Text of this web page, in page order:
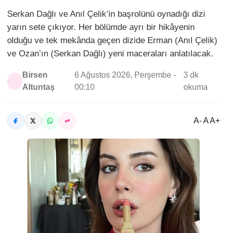
Serkan Dağlı ve Anıl Çelik’in başrolünü oynadığı dizi
yarın sete çıkıyor. Her bölümde ayrı bir hikâyenin
olduğu ve tek mekânda geçen dizide Erman (Anıl Çelik)
ve Ozan’ın (Serkan Dağlı) yeni maceraları anlatılacak.
Birsen
Altuntaş
6 Ağustos 2026, Perşembe -
00:10
3 dk
okuma
A- A A+